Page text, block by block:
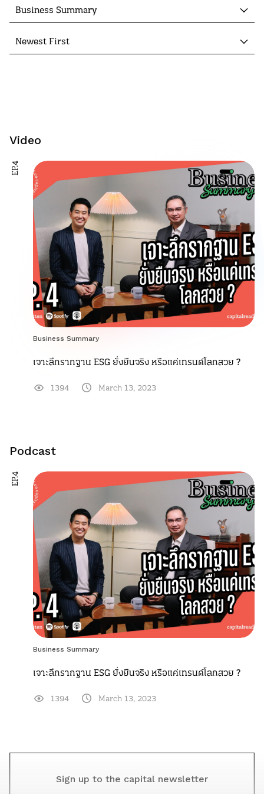
Business Summary
Newest First
Video
Business Summary
เจาะลึกรากฐาน ESG ยั่งยืนจริง หรือแค่เทรนด์โลกสวย ?
EP.4
1394 March 13, 2023
Podcast
Business Summary
เจาะลึกรากฐาน ESG ยั่งยืนจริง หรือแค่เทรนด์โลกสวย ?
EP.4
1394 March 13, 2023
Sign up to the capital newsletter